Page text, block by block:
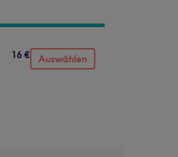
16 € Auswählen